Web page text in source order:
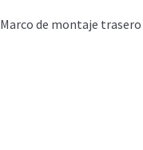
Marco de montaje trasero